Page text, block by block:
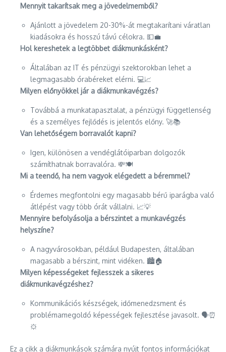
Mennyit takarítsak meg a jövedelmemből?
Ajánlott a jövedelem 20-30%-át megtakarítani váratlan
kiadásokra és hosszú távú célokra. 💵💼
Hol kereshetek a legtöbbet diákmunkásként?
Általában az IT és pénzügyi szektorokban lehet a
legmagasabb órabéreket elérni. 💻📈
Milyen előnyökkel jár a diákmunkavégzés?
Továbbá a munkatapasztalat, a pénzügyi függetlenség
és a személyes fejlődés is jelentős előny. 🚀📚
Van lehetőségem borravalót kapni?
Igen, különösen a vendéglátóiparban dolgozók
számíthatnak borravalóra. 💸🍽️
Mi a teendő, ha nem vagyok elégedett a béremmel?
Érdemes megfontolni egy magasabb bérű iparágba való
átlépést vagy több órát vállalni. 📈💡
Mennyire befolyásolja a bérszintet a munkavégzés
helyszíne?
A nagyvárosokban, például Budapesten, általában
magasabb a bérszint, mint vidéken. 🏙️🏠
Milyen képességeket fejlesszek a sikeres
diákmunkavégzéshez?
Kommunikációs készségek, időmenedzsment és
problémamegoldó képességek fejlesztése javasolt. 🗣️⏰
⚙️
Ez a cikk a diákmunkások számára nyújt fontos információkat